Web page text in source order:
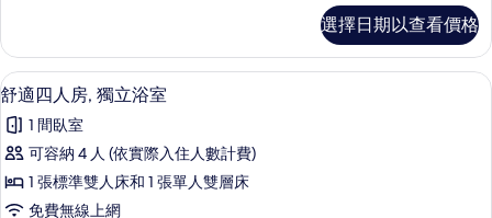
浴
室
的
所
有
相
房,
獨
立
室
的
情
選擇日期以查看價格
顯
示
舒
適
四
舒適四人房, 獨立浴室 | 客房內保險箱
6
舒適四人房, 獨立浴室
1 間臥室
可容納 4 人 (依實際入住人數計費)
1 張標準雙人床和 1 張單人雙層床
免費無線上網